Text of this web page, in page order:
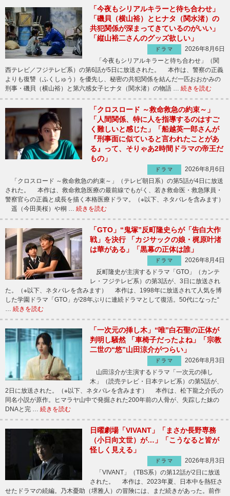
「今夜もシリアルキラーと待ち合わせ」
「磯貝（横山裕）とヒナタ（関水渚）の
共犯関係が深まってきているのがいい」
「縦山裕二さんのグッズ欲しい」
ドラマ
2026年8月6日
「今夜もシリアルキラーと待ち合わせ」（関
西テレビ／フジテレビ系）の第6話が5日に放送された。 本作は、警察の正義
よりも復讐（ふくしゅう）を優先し、秘密の共犯関係を結んだ一匹おおかみの
刑事・磯貝（横山裕）と第六感女子ヒナタ（関水渚）の物語 … 続きを読む
「クロスロード ～救命救急の約束～」
「人間関係、特に人を指導するのはすご
く難しいと感じた」「船越英一郎さんが
『刑事面に似ていると言われたことがあ
る』って、そりゃあ2時間ドラマの帝王だ
もの」
ドラマ
2026年8月6日
「クロスロード ～救命救急の約束～」（テレビ朝日系）の第5話が4日に放送
された。 本作は、救命救急医療の最前線でもがく、若き救命医・救急隊員・
警察官らの正義と成長を描く本格医療ドラマ。（※以下、ネタバレを含みます）
遥（今田美桜）や桐 … 続きを読む
「GTO」“鬼塚”反町隆史らが「告白大作
戦」を決行 「カジサックの娘・梶原叶渚
は華がある」「黒幕の正体は誰」
ドラマ
2026年8月4日
反町隆史が主演するドラマ「GTO」（カンテ
レ・フジテレビ系）の第3話が、3日に放送され
た。（※以下、ネタバレを含みます） 本作は、1998年に放送されて人気を博
した学園ドラマ「GTO」が28年ぶりに連続ドラマとして復活。50代になった“
… 続きを読む
「一次元の挿し木」“唯”白石聖の正体が
判明し騒然 「車椅子だったよね」「宗教
二世の“悠”山田涼介がつらい」
ドラマ
2026年8月3日
山田涼介が主演するドラマ「一次元の挿し
木」（読売テレビ・日本テレビ系）の第5話が、
2日に放送された。（※以下、ネタバレを含みます） 本作は、松下龍之介氏の
同名小説が原作。ヒマラヤ山中で発掘された200年前の人骨が、失踪した妹の
DNAと完 … 続きを読む
日曜劇場「VIVANT」「まさか長野専務
（小日向文世）が…」「こうなると皆が
怪しく見える」
ドラマ
2026年8月3日
「VIVANT」（TBS系）の第12話が2日に放送
された。 本作は、2023年夏、日本中を熱狂さ
せたドラマの続編。乃木憂助（堺雅人）の冒険には、まだ続きがあった。前作